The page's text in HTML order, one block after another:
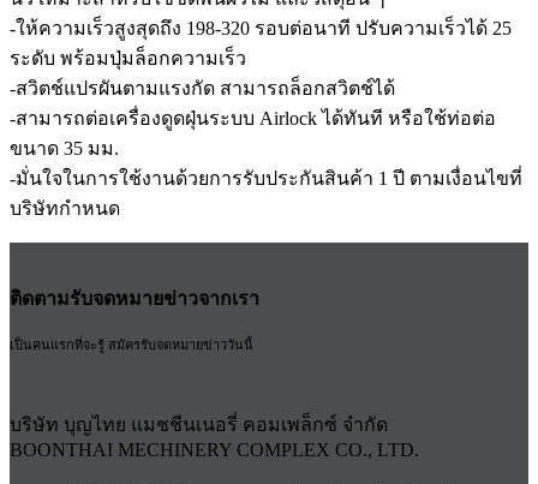
-ให้ความเร็วสูงสุดถึง 198-320 รอบต่อนาที ปรับความเร็วได้ 25
ระดับ พร้อมปุ่มล็อกความเร็ว
-สวิตช์แปรผันตามแรงกัด สามารถล็อกสวิตช์ได้
-สามารถต่อเครื่องดูดฝุ่นระบบ Airlock ได้ทันที หรือใช้ท่อต่อ
ขนาด 35 มม.
-มั่นใจในการใช้งานด้วยการรับประกันสินค้า 1 ปี ตามเงื่อนไขที่
บริษัทกำหนด
ติดตามรับจดหมายข่าวจากเรา
เป็นคนแรกที่จะรู้ สมัครรับจดหมายข่าววันนี้
บริษัท บุญไทย แมชชีนเนอรี่ คอมเพล็กซ์ จำกัด
BOONTHAI MECHINERY COMPLEX CO., LTD.